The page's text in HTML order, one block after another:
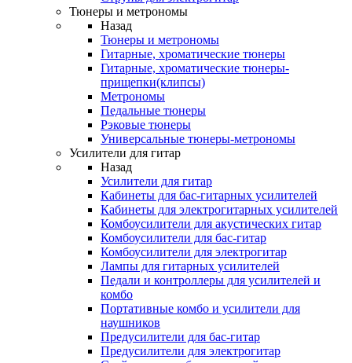
Тюнеры и метрономы
Назад
Тюнеры и метрономы
Гитарные, хроматические тюнеры
Гитарные, хроматические тюнеры-
прищепки(клипсы)
Метрономы
Педальные тюнеры
Рэковые тюнеры
Универсальные тюнеры-метрономы
Усилители для гитар
Назад
Усилители для гитар
Кабинеты для бас-гитарных усилителей
Кабинеты для электрогитарных усилителей
Комбоусилители для акустических гитар
Комбоусилители для бас-гитар
Комбоусилители для электрогитар
Лампы для гитарных усилителей
Педали и контроллеры для усилителей и
комбо
Портативные комбо и усилители для
наушников
Предусилители для бас-гитар
Предусилители для электрогитар